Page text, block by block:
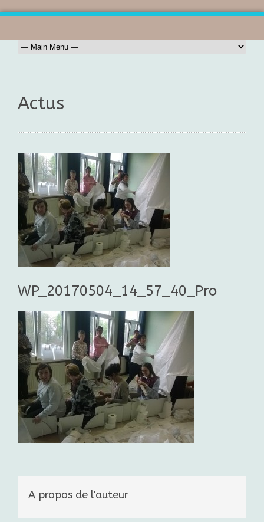
Actus
WP_20170504_14_57_40_Pro
A propos de l'auteur